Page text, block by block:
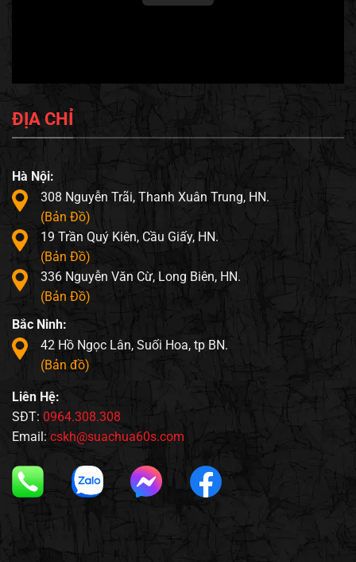
ĐỊA CHỈ
Hà Nội:
308 Nguyễn Trãi, Thanh Xuân Trung, HN.
(Bản Đồ)
19 Trần Quý Kiên, Cầu Giấy, HN.
(Bản Đồ)
336 Nguyễn Văn Cừ, Long Biên, HN.
(Bản Đồ)
Bắc Ninh:
42 Hồ Ngọc Lân, Suối Hoa, tp BN.
(Bản đồ)
Liên Hệ:
SĐT: 0964.308.308
Email: cskh@suachua60s.com